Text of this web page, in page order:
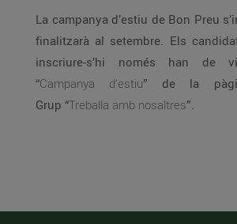
La campanya d’estiu de Bon Preu
finalitzarà al setembre. Els
inscriure-s’hi només han de
“Campanya d’estiu” de la
Grup “Treballa amb nosaltres”.